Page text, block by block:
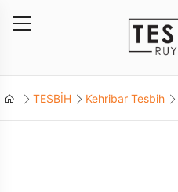
TESBİH Kehribar Tesbih